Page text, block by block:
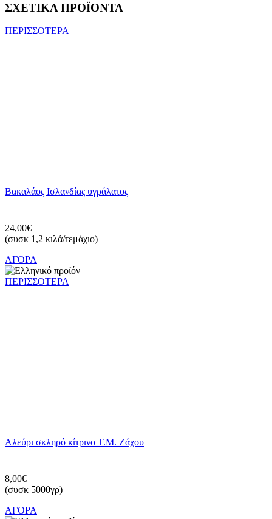
ΣΧΕΤΙΚΑ ΠΡΟΪΟΝΤΑ
ΠΕΡΙΣΣΟΤΕΡΑ
Βακαλάος Ισλανδίας υγράλατος
24,00€
(συσκ 1,2 κιλά/τεμάχιο)
ΑΓΟΡΑ
ΠΕΡΙΣΣΟΤΕΡΑ
Αλεύρι σκληρό κίτρινο Τ.Μ. Ζάχου
8,00€
(συσκ 5000γρ)
ΑΓΟΡΑ